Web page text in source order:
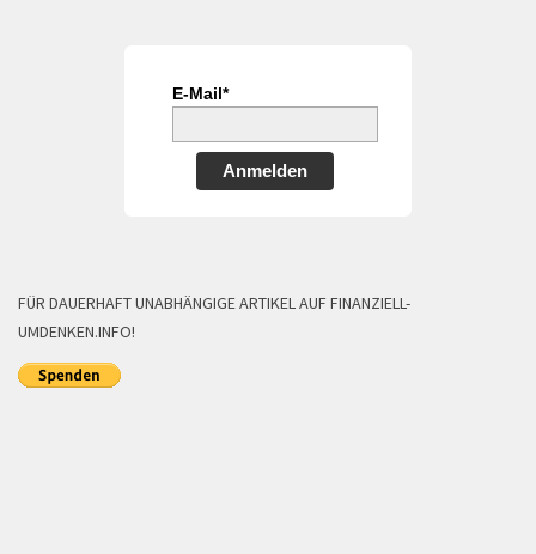
E-Mail*
Anmelden
FÜR DAUERHAFT UNABHÄNGIGE ARTIKEL AUF FINANZIELL-
UMDENKEN.INFO!